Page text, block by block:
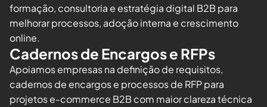
formação, consultoria e estratégia digital B2B para
melhorar processos, adoção interna e crescimento
online.
Cadernos de Encargos e RFPs
Apoiamos empresas na definição de requisitos,
cadernos de encargos e processos de RFP para
projetos e-commerce B2B com maior clareza técnica